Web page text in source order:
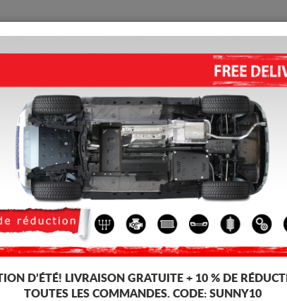
PROTECTION ACCUEIL LIVRAISON
Suzuki Splash
dédiée aux voitures Suzuki Splash. Il est monté sans
D’ÉTÉ! LIVRAISON GRATUITE + 10 % DE
TOUTES LES COMMANDES. CODE: SUNNY10